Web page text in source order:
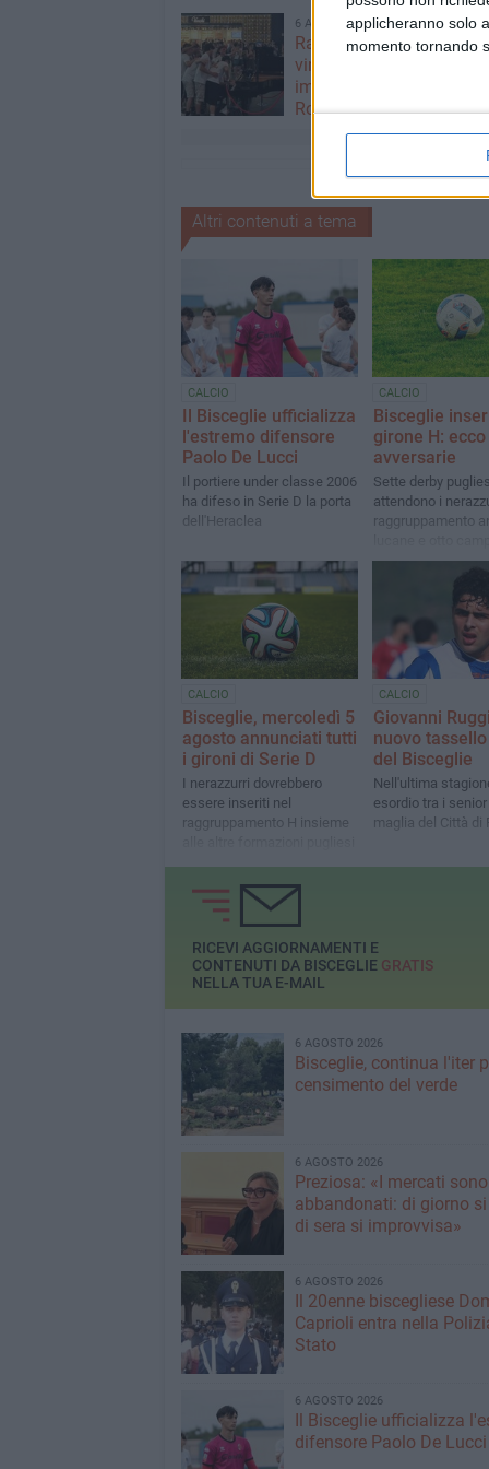
applicheranno solo
momento tornando
6 AGOSTO 2026
Ragazzi biscegliesi
virali dopo un'esibizione
improvvisata in aeroporto
Roma-Fiumicino
Altri contenuti a tema
CALCIO
Il Bisceglie ufficializza
l'estremo difensore
Paolo De Lucci
Il portiere under classe 2006
ha difeso in Serie D la porta
dell'Heraclea
CALCIO
Bisceglie
girone H:
avversarie
Sette derby
attendono i
raggruppamento
CALCIO
Bisceglie, mercoledì 5
agosto annunciati tutti
i gironi di Serie D
I nerazzurri dovrebbero
essere inseriti nel
raggruppamento H insieme
CALCIO
Giovanni
nuovo
del Bisceglie
Nell'ultima
esordio tra i
maglia del Città di
RICEVI AGGIORNAMENTI E
CONTENUTI DA BISCEGLIE GRATIS
NELLA TUA E-MAIL
6 AGOSTO 2026
Bisceglie, continua l'iter
censimento del verde
6 AGOSTO 2026
Preziosa: «I mercati sono
abbandonati: di giorno si
di sera si improvvisa»
6 AGOSTO 2026
Il 20enne biscegliese
Caprioli entra nella
Stato
6 AGOSTO 2026
Il Bisceglie ufficializza
difensore Paolo De Lucci